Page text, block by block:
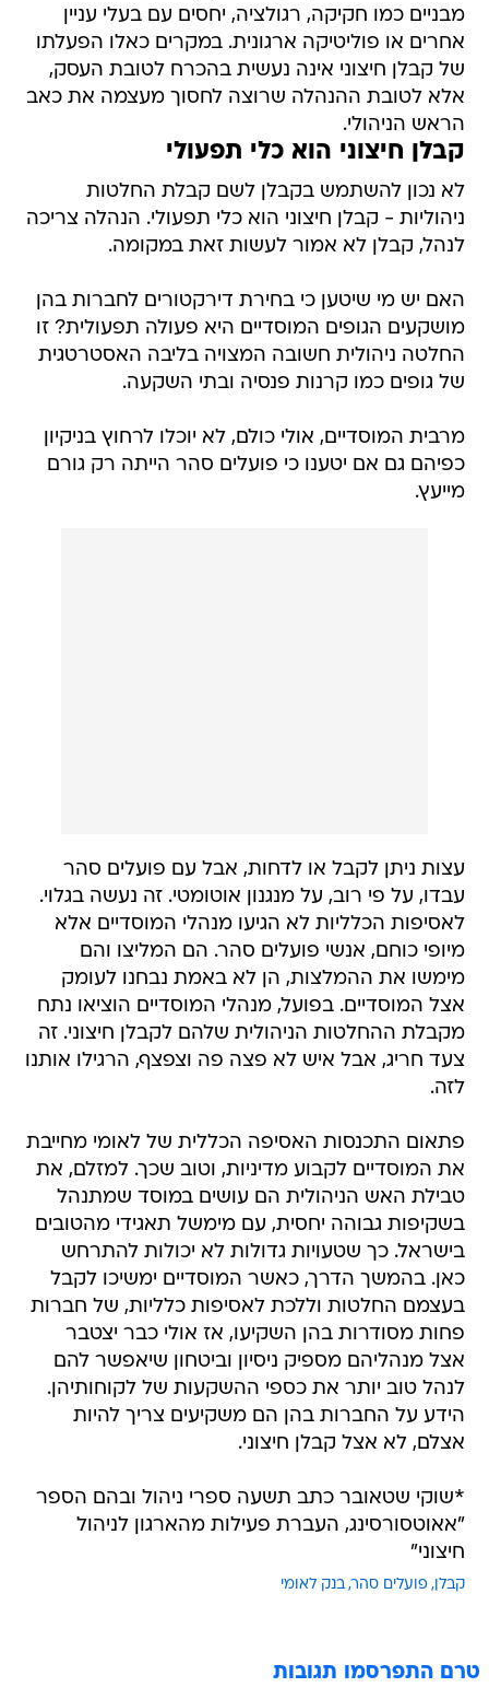
מבניים כמו חקיקה, רגולציה, יחסים עם בעלי עניין
אחרים או פוליטיקה ארגונית. במקרים כאלו הפעלתו
של קבלן חיצוני אינה נעשית בהכרח לטובת העסק,
אלא לטובת ההנהלה שרוצה לחסוך מעצמה את כאב
הראש הניהולי.
קבלן חיצוני הוא כלי תפעולי
לא נכון להשתמש בקבלן לשם קבלת החלטות
ניהוליות - קבלן חיצוני הוא כלי תפעולי. הנהלה צריכה
לנהל, קבלן לא אמור לעשות זאת במקומה.
האם יש מי שיטען כי בחירת דירקטורים לחברות בהן
מושקעים הגופים המוסדיים היא פעולה תפעולית? זו
החלטה ניהולית חשובה המצויה בליבה האסטרטגית
של גופים כמו קרנות פנסיה ובתי השקעה.
מרבית המוסדיים, אולי כולם, לא יוכלו לרחוץ בניקיון
כפיהם גם אם יטענו כי פועלים סהר הייתה רק גורם
מייעץ.
עצות ניתן לקבל או לדחות, אבל עם פועלים סהר
עבדו, על פי רוב, על מנגנון אוטומטי. זה נעשה בגלוי.
לאסיפות הכלליות לא הגיעו מנהלי המוסדיים אלא
מיופי כוחם, אנשי פועלים סהר. הם המליצו והם
מימשו את ההמלצות, הן לא באמת נבחנו לעומק
אצל המוסדיים. בפועל, מנהלי המוסדיים הוציאו נתח
מקבלת ההחלטות הניהולית שלהם לקבלן חיצוני. זה
צעד חריג, אבל איש לא פצה פה וצפצף, הרגילו אותנו
לזה.
פתאום התכנסות האסיפה הכללית של לאומי מחייבת
את המוסדיים לקבוע מדיניות, וטוב שכך. למזלם, את
טבילת האש הניהולית הם עושים במוסד שמתנהל
בשקיפות גבוהה יחסית, עם מימשל תאגידי מהטובים
בישראל. כך שטעויות גדולות לא יכולות להתרחש
כאן. בהמשך הדרך, כאשר המוסדיים ימשיכו לקבל
בעצמם החלטות וללכת לאסיפות כלליות, של חברות
פחות מסודרות בהן השקיעו, אז אולי כבר יצטבר
אצל מנהליהם מספיק ניסיון וביטחון שיאפשר להם
לנהל טוב יותר את כספי ההשקעות של לקוחותיהן.
הידע על החברות בהן הם משקיעים צריך להיות
אצלם, לא אצל קבלן חיצוני.
*שוקי שטאובר כתב תשעה ספרי ניהול ובהם הספר
"אאוטסורסינג, העברת פעילות מהארגון לניהול
חיצוני"
קבלן פועלים סהר בנק לאומי
טרם התפרסמו תגובות